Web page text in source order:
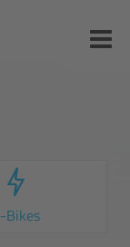
Bikes